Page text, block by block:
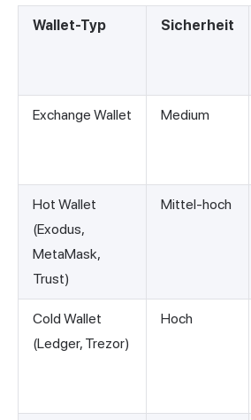
Wallet-Typ Sicherheit
Exchange Wallet Medium
Hot Wallet
(Exodus,
MetaMask,
Trust)
Mittel-hoch
Cold Wallet
(Ledger, Trezor)
Hoch